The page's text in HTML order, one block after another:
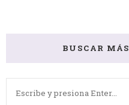
BUSCAR MÁS